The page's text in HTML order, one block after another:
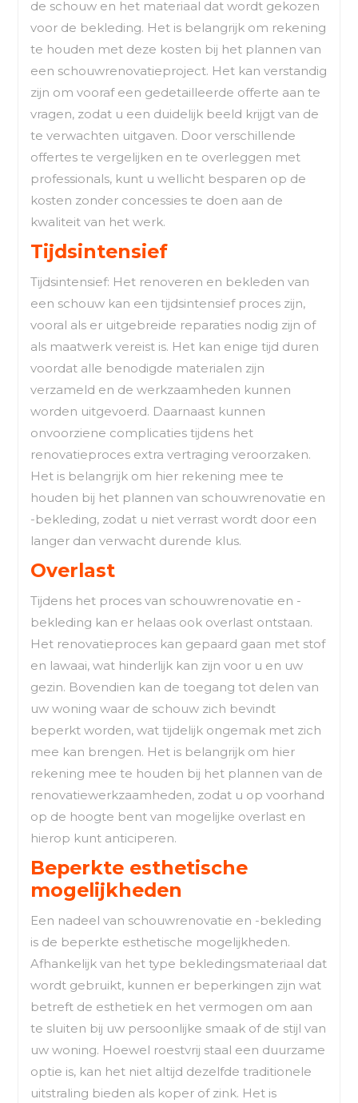
de schouw en het materiaal dat wordt gekozen
voor de bekleding. Het is belangrijk om rekening
te houden met deze kosten bij het plannen van
een schouwrenovatieproject. Het kan verstandig
zijn om vooraf een gedetailleerde offerte aan te
vragen, zodat u een duidelijk beeld krijgt van de
te verwachten uitgaven. Door verschillende
offertes te vergelijken en te overleggen met
professionals, kunt u wellicht besparen op de
kosten zonder concessies te doen aan de
kwaliteit van het werk.
Tijdsintensief
Tijdsintensief: Het renoveren en bekleden van
een schouw kan een tijdsintensief proces zijn,
vooral als er uitgebreide reparaties nodig zijn of
als maatwerk vereist is. Het kan enige tijd duren
voordat alle benodigde materialen zijn
verzameld en de werkzaamheden kunnen
worden uitgevoerd. Daarnaast kunnen
onvoorziene complicaties tijdens het
renovatieproces extra vertraging veroorzaken.
Het is belangrijk om hier rekening mee te
houden bij het plannen van schouwrenovatie en
-bekleding, zodat u niet verrast wordt door een
langer dan verwacht durende klus.
Overlast
Tijdens het proces van schouwrenovatie en -
bekleding kan er helaas ook overlast ontstaan.
Het renovatieproces kan gepaard gaan met stof
en lawaai, wat hinderlijk kan zijn voor u en uw
gezin. Bovendien kan de toegang tot delen van
uw woning waar de schouw zich bevindt
beperkt worden, wat tijdelijk ongemak met zich
mee kan brengen. Het is belangrijk om hier
rekening mee te houden bij het plannen van de
renovatiewerkzaamheden, zodat u op voorhand
op de hoogte bent van mogelijke overlast en
hierop kunt anticiperen.
Beperkte esthetische
mogelijkheden
Een nadeel van schouwrenovatie en -bekleding
is de beperkte esthetische mogelijkheden.
Afhankelijk van het type bekledingsmateriaal dat
wordt gebruikt, kunnen er beperkingen zijn wat
betreft de esthetiek en het vermogen om aan
te sluiten bij uw persoonlijke smaak of de stijl van
uw woning. Hoewel roestvrij staal een duurzame
optie is, kan het niet altijd dezelfde traditionele
uitstraling bieden als koper of zink. Het is